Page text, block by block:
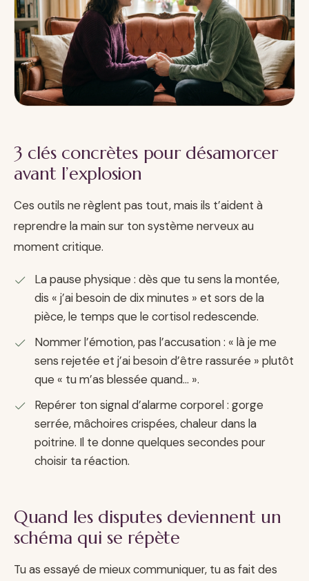
Emplacement photo 2 · insérer l’URL (voir prompt n°2)
3 clés concrètes pour désamorcer
avant l’explosion
Ces outils ne règlent pas tout, mais ils t’aident à
reprendre la main sur ton système nerveux au
moment critique.
La pause physique : dès que tu sens la montée,
dis « j’ai besoin de dix minutes » et sors de la
pièce, le temps que le cortisol redescende.
Nommer l’émotion, pas l’accusation : « là je me
sens rejetée et j’ai besoin d’être rassurée » plutôt
que « tu m’as blessée quand… ».
Repérer ton signal d’alarme corporel : gorge
serrée, mâchoires crispées, chaleur dans la
poitrine. Il te donne quelques secondes pour
choisir ta réaction.
Quand les disputes deviennent un
schéma qui se répète
Tu as essayé de mieux communiquer, tu as fait des